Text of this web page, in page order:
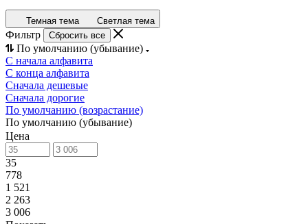
Темная тема Светлая тема
Фильтр Сбросить все
По умолчанию (убывание)
С начала алфавита
С конца алфавита
Сначала дешевые
Сначала дорогие
По умолчанию (возрастание)
По умолчанию (убывание)
Цена
35
778
1 521
2 263
3 006